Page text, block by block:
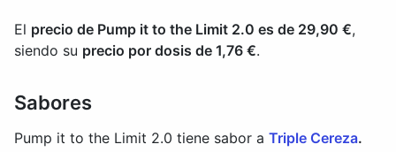
El precio de Pump it to the Limit 2.0 es de 29,90 €,
siendo su precio por dosis de 1,76 €.
Sabores
Pump it to the Limit 2.0 tiene sabor a Triple Cereza.